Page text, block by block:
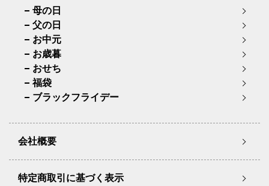
母の日
父の日
お中元
お歳暮
おせち
福袋
ブラックフライデー
会社概要
特定商取引に基づく表示